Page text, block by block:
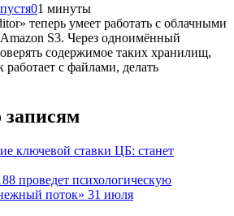
01 минуты
теперь умеет работать с облачными
S3. Через одноимённый
содержимое таких хранилищ,
работает с файлами, делать
ключевой ставки ЦБ: станет
проведет психологическую
поток» 31 июля